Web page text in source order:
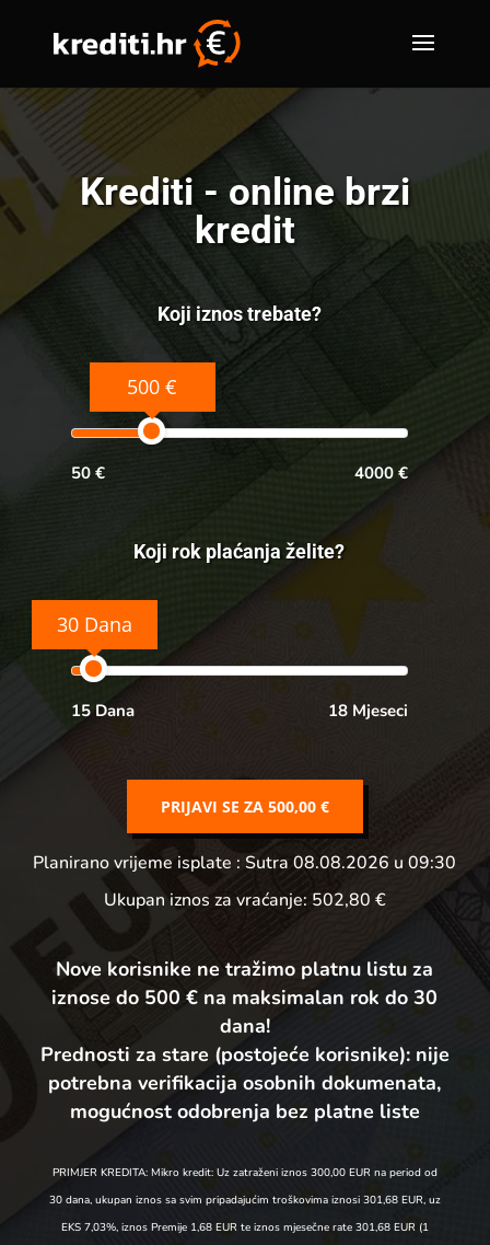
Krediti - online brzi
kredit
Koji iznos trebate?
500 €
50 € 4000 €
Koji rok plaćanja želite?
30 Dana
15 Dana 18 Mjeseci
PRIJAVI SE ZA 500,00 €
Planirano vrijeme isplate : Sutra 08.08.2026 u 09:30
Ukupan iznos za vraćanje: 502,80 €
Nove korisnike ne tražimo platnu listu za
iznose do 500 € na maksimalan rok do 30
dana!
Prednosti za stare (postojeće korisnike): nije
potrebna verifikacija osobnih dokumenata,
mogućnost odobrenja bez platne liste
PRIMJER KREDITA: Mikro kredit: Uz zatraženi iznos 300,00 EUR na period od
30 dana, ukupan iznos sa svim pripadajućim troškovima iznosi 301,68 EUR, uz
EKS 7,03%, iznos Premije 1,68 EUR te iznos mjesečne rate 301,68 EUR (1